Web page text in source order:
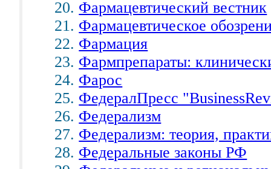
Фармацевтический вестник
Фармацевтическое
Фармация
Фармпрепараты:
Фарос
ФедералПресс
Федерализм
Федерализм: теория,
Федеральные законы РФ